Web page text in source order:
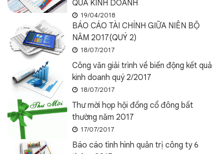
QUẢ KINH DOANH
19/04/2018
BÁO CÁO TÀI CHÍNH GIỮA NIÊN BỘ
NĂM 2017(QUÝ 2)
18/07/2017
Công văn giải trình về biến động kết quả
kinh doanh quý 2/2017
18/07/2017
Thư mời họp hội đồng cổ đông bất
thường năm 2017
17/07/2017
Báo cáo tình hình quản trị công ty 6